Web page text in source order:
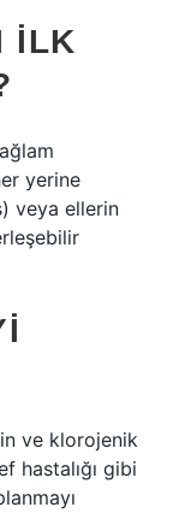
ILK
yerine
veya ellerin
ve klorojenik
hastalığı gibi